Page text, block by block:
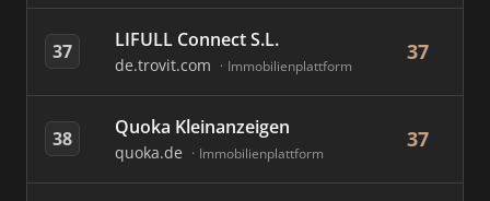
37 LIFULL Connect S.L.
de.trovit.com Immobilienplattform
37
38 Quoka Kleinanzeigen
quoka.de Immobilienplattform
37